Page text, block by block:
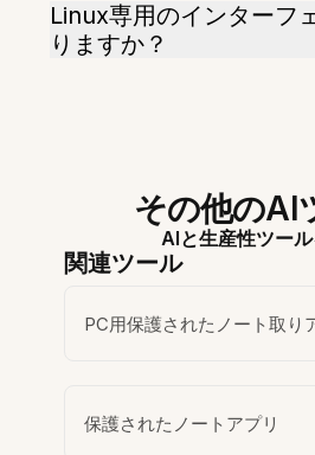
Linux専用のインターフ
りますか？
その他のAI
AIと生産性ツー
関連ツール
PC用保護されたノート取り
保護されたノートアプリ